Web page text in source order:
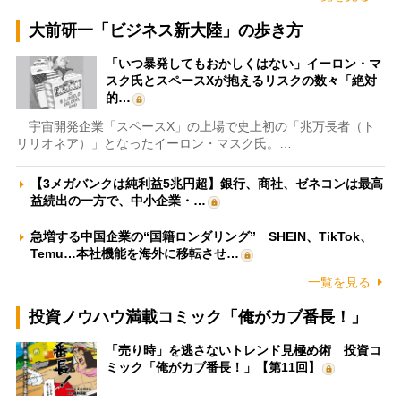
大前研一「ビジネス新大陸」の歩き方
「いつ暴発してもおかしくはない」イーロン・マ
スク氏とスペースXが抱えるリスクの数々「絶対
的…
宇宙開発企業「スペースX」の上場で史上初の「兆万長者（ト
リリオネア）」となったイーロン・マスク氏。…
【3メガバンクは純利益5兆円超】銀行、商社、ゼネコンは最高
益続出の一方で、中小企業・…
急増する中国企業の“国籍ロンダリング” SHEIN、TikTok、
Temu…本社機能を海外に移転させ…
一覧を見る
投資ノウハウ満載コミック「俺がカブ番長！」
「売り時」を逃さないトレンド見極め術 投資コ
ミック「俺がカブ番長！」【第11回】